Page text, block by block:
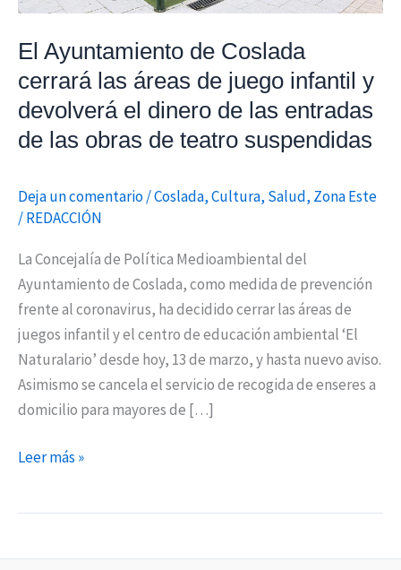
El Ayuntamiento de Coslada
cerrará las áreas de juego infantil y
devolverá el dinero de las entradas
de las obras de teatro suspendidas
Deja un comentario/Coslada,Cultura, Salud, Zona Este
/REDACCIÓN
La Concejalía de Política Medioambiental del
Ayuntamiento de Coslada, como medida de prevención
frente al coronavirus, ha decidido cerrar las áreas de
juegos infantil y el centro de educación ambiental ‘El
Naturalario’ desde hoy, 13 de marzo, y hasta nuevo aviso.
Asimismo se cancela el servicio de recogida de enseres a
domicilio para mayores de […]
juego
infantil
devolverá
el
dinero
las
entradas
las
obras
de
teatro
suspendidas
Leer más »